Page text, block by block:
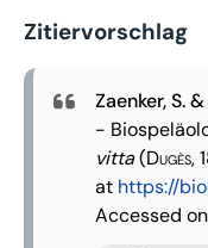
Zitiervorschlag
Zaenker, S.
-
vitta(Dugès,
at https://
Accessed